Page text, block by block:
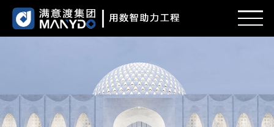
新闻